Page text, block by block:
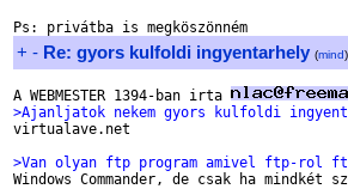
+ - Re: gyors kulfoldi ingyentarhely (mind)
A WEBMESTER 1394-ban irta
>Ajanljatok nekem gyors kulfoldi
virtualave.net
>Van olyan ftp program amivel ftp-rol
Windows Commander, de csak ha mindkét